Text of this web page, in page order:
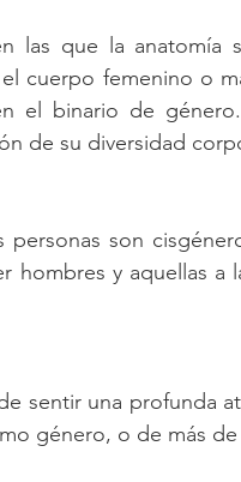
las que la
cuerpo femenino o
el binario de
de su diversidad
son
hombres y aquellas
sentir una profunda
género, o de más